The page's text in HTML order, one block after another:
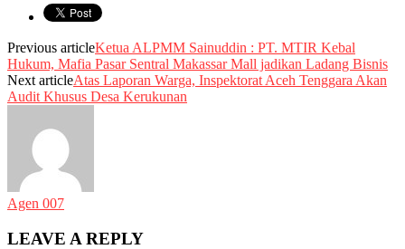
Previous articleKetua ALPMM Sainuddin : PT. MTIR Kebal
Hukum, Mafia Pasar Sentral Makassar Mall jadikan Ladang Bisnis
Next articleAtas Laporan Warga, Inspektorat Aceh Tenggara Akan
Audit Khusus Desa Kerukunan
Agen 007
LEAVE A REPLY